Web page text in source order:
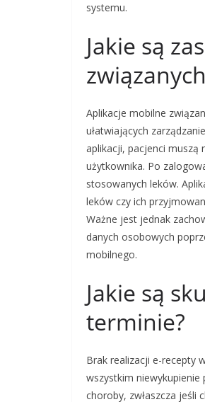
systemu.
Jakie są
Aplikacje mobilne
ułatwiających
aplikacji, pacjenci muszą
użytkownika. Po
stosowanych leków.
leków czy ich
Ważne jest jednak
danych osobowych
mobilnego.
Jakie są
terminie?
Brak realizacji e-recepty
wszystkim
choroby, zwłaszcza jeśli